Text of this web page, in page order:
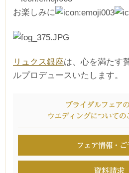
お楽しみに
リュクス銀座は、心を満たす
ルプロデュースいたします。